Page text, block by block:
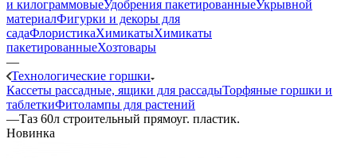
и килограммовыеУдобрения пакетированныеУкрывной
материалФигурки и декоры для
садаФлористикаХимикатыХимикаты
пакетированныеХозтовары
—
Технологические горшки
Кассеты рассадные, ящики для рассадыТорфяные горшки и
таблеткиФитолампы для растений
—Таз 60л строительный прямоуг. пластик.
Новинка